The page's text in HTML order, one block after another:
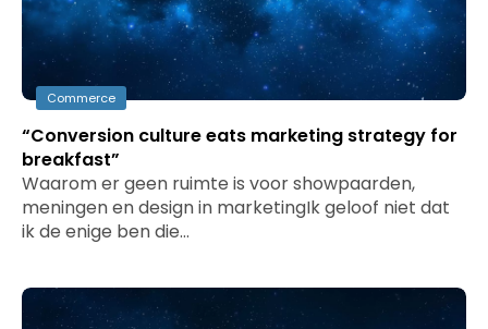
Commerce
“Conversion culture eats marketing strategy for
breakfast”
Waarom er geen ruimte is voor showpaarden,
meningen en design in marketingIk geloof niet dat
ik de enige ben die…